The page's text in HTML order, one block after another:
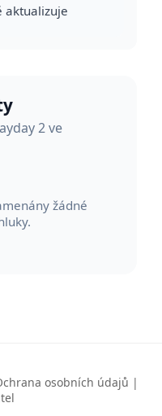
aktualizuje
2 ve
žádné
osobních údajů |